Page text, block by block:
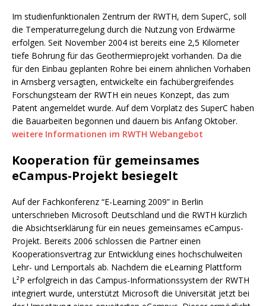
Im studienfunktionalen Zentrum der RWTH, dem SuperC, soll
die Temperaturregelung durch die Nutzung von Erdwärme
erfolgen. Seit November 2004 ist bereits eine 2,5 Kilometer
tiefe Bohrung für das Geothermieprojekt vorhanden. Da die
für den Einbau geplanten Rohre bei einem ähnlichen Vorhaben
in Arnsberg versagten, entwickelte ein fachübergreifendes
Forschungsteam der RWTH ein neues Konzept, das zum
Patent angemeldet wurde. Auf dem Vorplatz des SuperC haben
die Bauarbeiten begonnen und dauern bis Anfang Oktober.
weitere Informationen im RWTH Webangebot
Kooperation für gemeinsames
eCampus-Projekt besiegelt
Auf der Fachkonferenz “E-Learning 2009” in Berlin
unterschrieben Microsoft Deutschland und die RWTH kürzlich
die Absichtserklärung für ein neues gemeinsames eCampus-
Projekt. Bereits 2006 schlossen die Partner einen
Kooperationsvertrag zur Entwicklung eines hochschulweiten
Lehr- und Lernportals ab. Nachdem die eLearning Plattform
L²P erfolgreich in das Campus-Informationssystem der RWTH
integriert wurde, unterstützt Microsoft die Universität jetzt bei